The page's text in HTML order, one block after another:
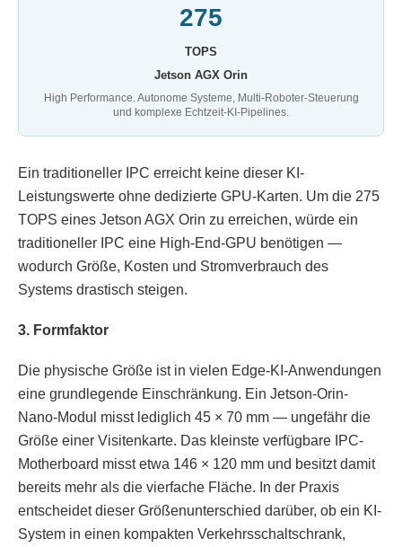
275
TOPS
Jetson AGX Orin
High Performance. Autonome Systeme, Multi-Roboter-Steuerung
und komplexe Echtzeit-KI-Pipelines.
Ein traditioneller IPC erreicht keine dieser KI-
Leistungswerte ohne dedizierte GPU-Karten. Um die 275
TOPS eines Jetson AGX Orin zu erreichen, würde ein
traditioneller IPC eine High-End-GPU benötigen —
wodurch Größe, Kosten und Stromverbrauch des
Systems drastisch steigen.
3. Formfaktor
Die physische Größe ist in vielen Edge-KI-Anwendungen
eine grundlegende Einschränkung. Ein Jetson-Orin-
Nano-Modul misst lediglich 45 × 70 mm — ungefähr die
Größe einer Visitenkarte. Das kleinste verfügbare IPC-
Motherboard misst etwa 146 × 120 mm und besitzt damit
bereits mehr als die vierfache Fläche. In der Praxis
entscheidet dieser Größenunterschied darüber, ob ein KI-
System in einen kompakten Verkehrsschaltschrank,